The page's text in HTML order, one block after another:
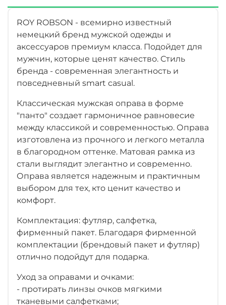
ROY ROBSON - всемирно известный
немецкий бренд мужской одежды и
аксессуаров премиум класса. Подойдет для
мужчин, которые ценят качество. Стиль
бренда - современная элегантность и
повседневный smart casual.
Классическая мужская оправа в форме
"панто" создает гармоничное равновесие
между классикой и современностью. Оправа
изготовлена из прочного и легкого металла
в благородном оттенке. Матовая рамка из
стали выглядит элегантно и современно.
Оправа является надежным и практичным
выбором для тех, кто ценит качество и
комфорт.
Комплектация: футляр, салфетка,
фирменный пакет. Благодаря фирменной
комплектации (брендовый пакет и футляр)
отлично подойдут для подарка.
Уход за оправами и очками:
- протирать линзы очков мягкими
тканевыми салфетками;